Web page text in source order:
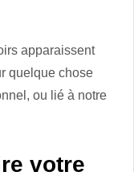
apparaissent
quelque chose
ou lié à notre
votre